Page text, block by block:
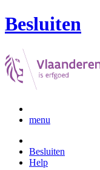
Besluiten
menu
Besluiten
Help